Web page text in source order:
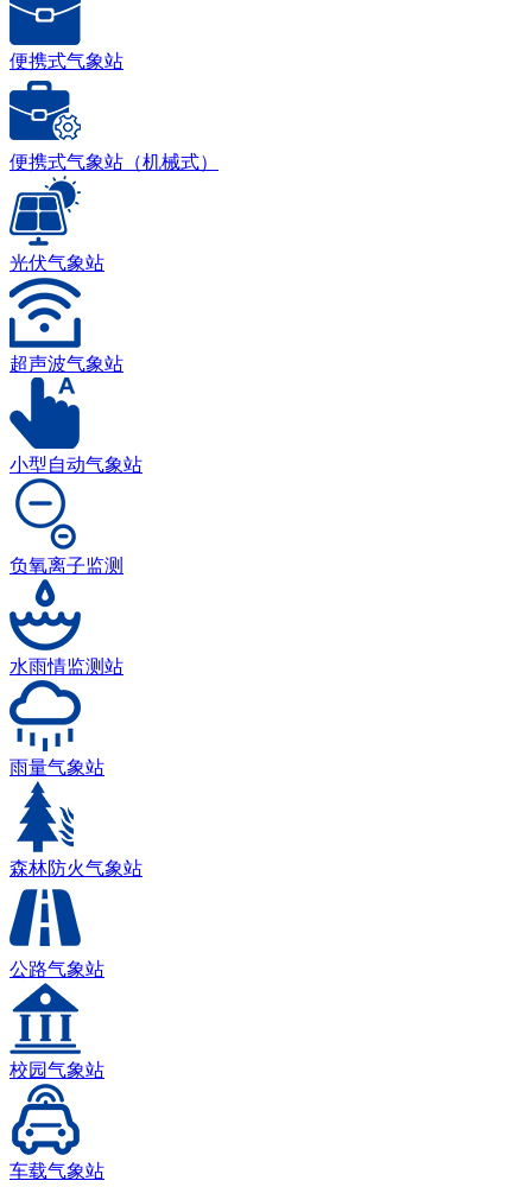
便携式气象站
便携式气象站（机械式）
光伏气象站
超声波气象站
小型自动气象站
负氧离子监测
水雨情监测站
雨量气象站
森林防火气象站
公路气象站
校园气象站
车载气象站